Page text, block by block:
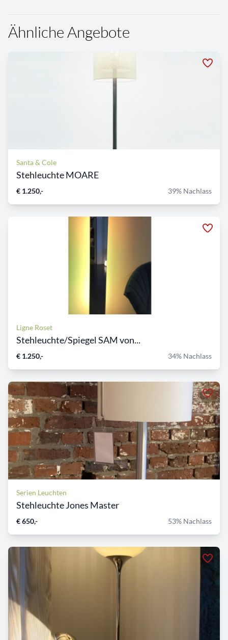
Ähnliche Angebote
Santa & Cole
Stehleuchte MOARE
€ 1.250,- 39% Nachlass
Ligne Roset
Stehleuchte/Spiegel SAM von...
€ 1.250,- 34% Nachlass
Serien Leuchten
Stehleuchte Jones Master
€ 650,- 53% Nachlass